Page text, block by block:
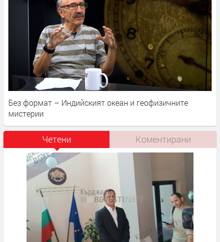
Без формат – Индийският океан и геофизичните
мистерии
Четени Коментирани